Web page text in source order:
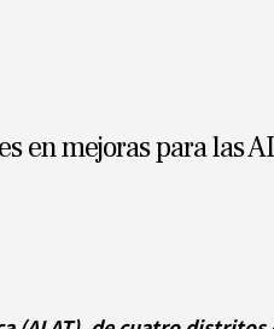
en mejoras para las